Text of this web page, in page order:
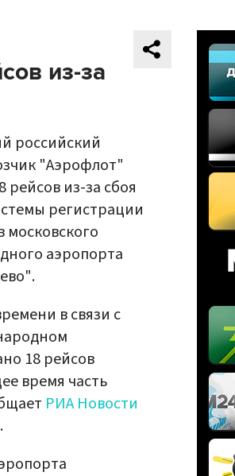
из-за
российский
"Аэрофлот"
рейсов из-за сбоя
регистрации
московского
аэропорта
в связи с
18 рейсов
время часть
РИА Новости